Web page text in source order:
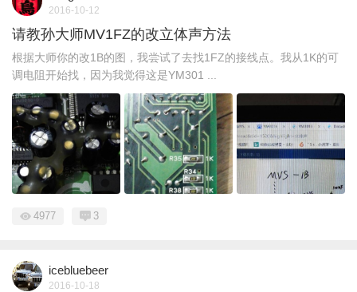
2016-10-12
请教孙大师MV1FZ的改立体声方法
根据大师你的改1B的图，我尝试了去找1FZ的接线点。我从1K的可
调电阻开始找，因为我觉得这是YM301 ...
4977 3
icebluebeer
2016-10-18